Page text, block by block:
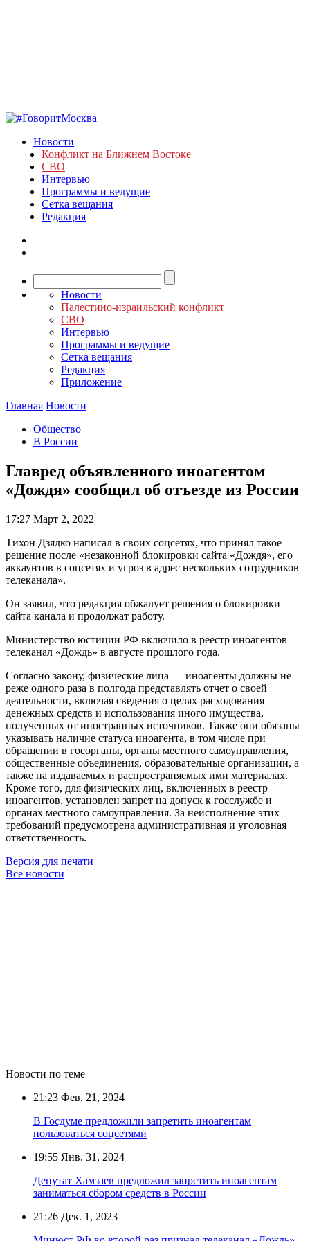
Новости
Конфликт на Ближнем Востоке
СВО
Интервью
Программы и ведущие
Сетка вещания
Редакция
Новости
Палестино-израильский конфликт
СВО
Интервью
Программы и ведущие
Сетка вещания
Редакция
Приложение
Главная Новости
Общество
В России
Главред объявленного иноагентом
«Дождя» сообщил об отъезде из России
17:27 Март 2, 2022
Тихон Дзядко написал в своих соцсетях, что принял такое
решение после «незаконной блокировки сайта «Дождя», его
аккаунтов в соцсетях и угроз в адрес нескольких сотрудников
телеканала».
Он заявил, что редакция обжалует решения о блокировки
сайта канала и продолжат работу.
Министерство юстиции РФ включило в реестр иноагентов
телеканал «Дождь» в августе прошлого года.
Согласно закону, физические лица — иноагенты должны не
реже одного раза в полгода представлять отчет о своей
деятельности, включая сведения о целях расходования
денежных средств и использования иного имущества,
полученных от иностранных источников. Также они обязаны
указывать наличие статуса иноагента, в том числе при
обращении в госорганы, органы местного самоуправления,
общественные объединения, образовательные организации, а
также на издаваемых и распространяемых ими материалах.
Кроме того, для физических лиц, включенных в реестр
иноагентов, установлен запрет на допуск к госслужбе и
органах местного самоуправления. За неисполнение этих
требований предусмотрена административная и уголовная
ответственность.
Версия для печати
Все новости
Новости по теме
21:23 Фев. 21, 2024
В Госдуме предложили запретить иноагентам
пользоваться соцсетями
19:55 Янв. 31, 2024
Депутат Хамзаев предложил запретить иноагентам
заниматься сбором средств в России
21:26 Дек. 1, 2023